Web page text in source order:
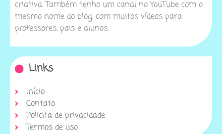
criativa. Também tenho um canal no YouTube com o
mesmo nome do blog, com muitos vídeos para
professores, pais e alunos.
Links
Início
Contato
Policita de privacidade
Termos de uso